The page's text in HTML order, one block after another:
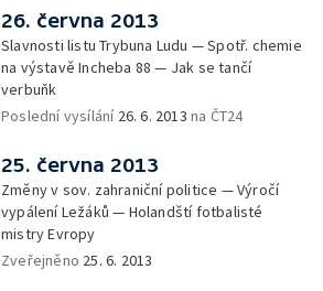
26. června 2013
Slavnosti listu Trybuna Ludu — Spotř. chemie
na výstavě Incheba 88 — Jak se tančí
verbuňk
Poslední vysílání 26. 6. 2013 na ČT24
25. června 2013
Změny v sov. zahraniční politice — Výročí
vypálení Ležáků — Holandští fotbalisté
mistry Evropy
Zveřejněno 25. 6. 2013